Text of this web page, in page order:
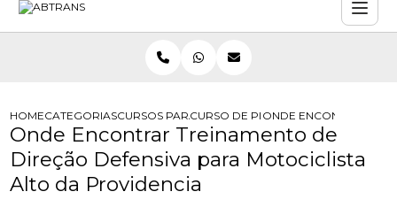
HOMECATEGORIASCURSOS PARA MOTOCICLISTAS
CURSO DE PILOTAGEM DEFENSIVA
ONDE ENCONTRAR
Onde Encontrar Treinamento de
Direção Defensiva para Motociclista
Alto da Providencia